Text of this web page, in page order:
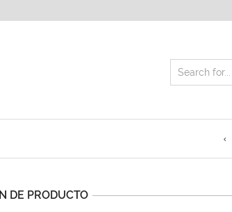
DE PRODUCTO